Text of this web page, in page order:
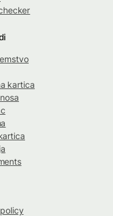
kartica